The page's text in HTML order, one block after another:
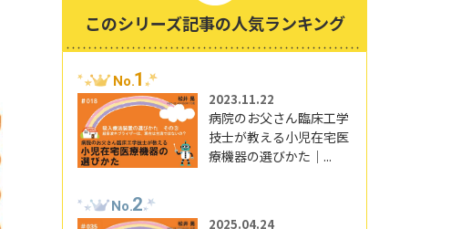
このシリーズ記事の人気ランキング
No.1
2023.11.22
病院のお父さん臨床工学
技士が教える小児在宅医
療機器の選びかた｜...
No.2
2025.04.24